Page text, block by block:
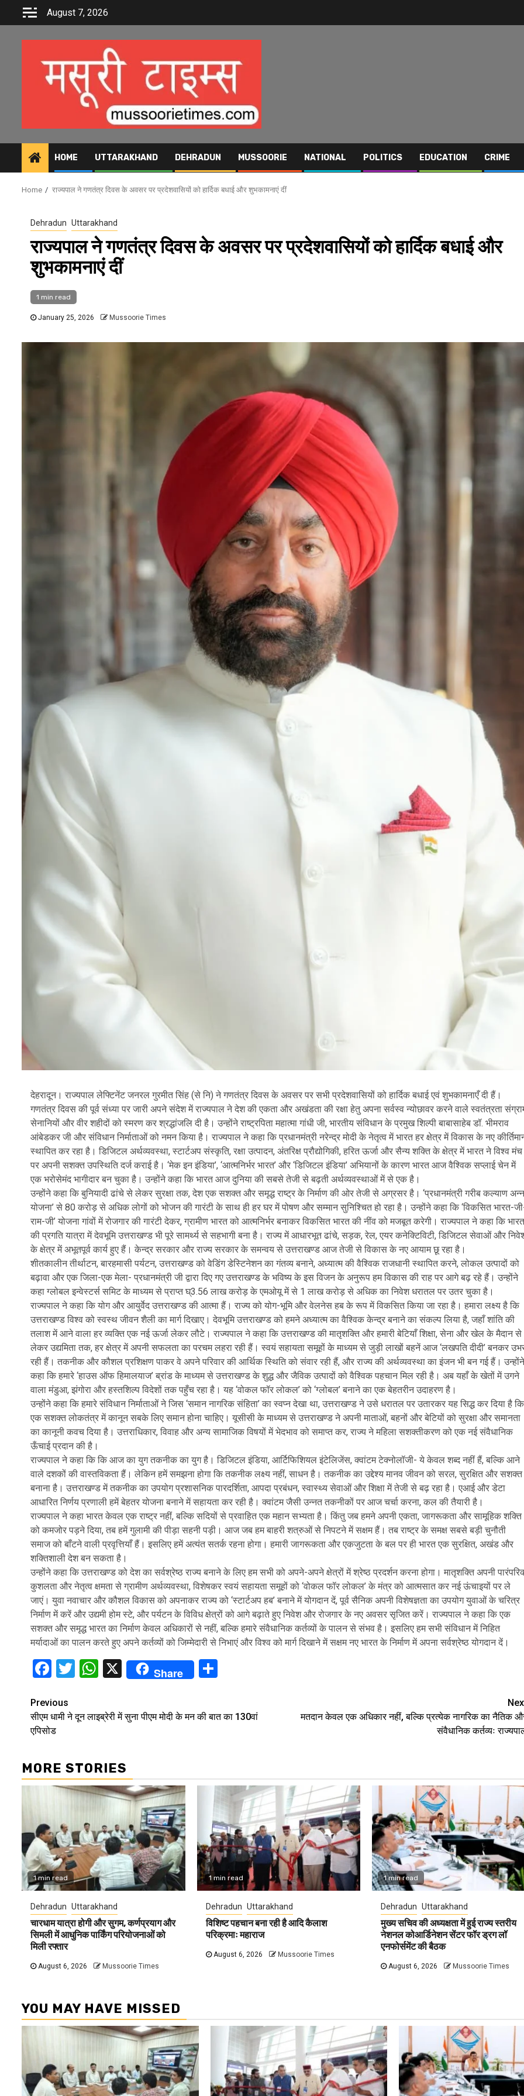
August 7, 2026
HOME UTTARAKHAND DEHRADUN MUSSOORIE NATIONAL POLITICS EDUCATION CRIME
Home राज्यपाल ने गणतंत्र दिवस के अवसर पर प्रदेशवासियों को हार्दिक बधाई और शुभकामनाएं दीं
Dehradun Uttarakhand
राज्यपाल ने गणतंत्र दिवस के अवसर पर प्रदेशवासियों को हार्दिक बधाई और
शुभकामनाएं दीं
1 min read
January 25, 2026 Mussoorie Times
देहरादून। राज्यपाल लेफ्टिनेंट जनरल गुरमीत सिंह (से नि) ने गणतंत्र दिवस के अवसर पर सभी प्रदेशवासियों को हार्दिक बधाई एवं शुभकामनाएँ दी हैं।
गणतंत्र दिवस की पूर्व संध्या पर जारी अपने संदेश में राज्यपाल ने देश की एकता और अखंडता की रक्षा हेतु अपना सर्वस्व न्योछावर करने वाले स्वतंत्रता
सेनानियों और वीर शहीदों को स्मरण कर श्रद्धांजलि दी है। उन्होंने राष्ट्रपिता महात्मा गांधी जी, भारतीय संविधान के प्रमुख शिल्पी बाबासाहेब डॉ. भीमराव
आंबेडकर जी और संविधान निर्माताओं को नमन किया है। राज्यपाल ने कहा कि प्रधानमंत्री नरेन्द्र मोदी के नेतृत्व में भारत हर क्षेत्र में विकास के नए
स्थापित कर रहा है। डिजिटल अर्थव्यवस्था, स्टार्टअप संस्कृति, रक्षा उत्पादन, अंतरिक्ष प्रौद्योगिकी, हरित ऊर्जा और सैन्य शक्ति के क्षेत्र में भारत ने विश्व मंच
पर अपनी सशक्त उपस्थिति दर्ज कराई है। ‘मेक इन इंडिया’, ‘आत्मनिर्भर भारत’ और ‘डिजिटल इंडिया’ अभियानों के कारण भारत आज वैश्विक सप्लाई चेन में
एक भरोसेमंद भागीदार बन चुका है। उन्होंने कहा कि भारत आज दुनिया की सबसे तेजी से बढ़ती अर्थव्यवस्थाओं में से एक है।
उन्होंने कहा कि बुनियादी ढांचे से लेकर सुरक्षा तक, देश एक सशक्त और समृद्ध राष्ट्र के निर्माण की ओर तेजी से अग्रसर है। ‘प्रधानमंत्री गरीब कल्याण अन्न
योजना’ से 80 करोड़ से अधिक लोगों को भोजन की गारंटी के साथ ही हर घर में पोषण और सम्मान सुनिश्चित हो रहा है। उन्होंने कहा कि ‘विकसित भारत-
राम-जी’ योजना गांवों में रोजगार की गारंटी देकर, ग्रामीण भारत को आत्मनिर्भर बनाकर विकसित भारत की नींव को मजबूत करेगी। राज्यपाल ने कहा कि भारत
की प्रगति यात्रा में देवभूमि उत्तराखण्ड भी पूरे सामर्थ्य से सहभागी बना है। राज्य में आधारभूत ढांचे, सड़क, रेल, एयर कनेक्टिविटी, डिजिटल सेवाओं और
के क्षेत्र में अभूतपूर्व कार्य हुए हैं। केन्द्र सरकार और राज्य सरकार के समन्वय से उत्तराखण्ड आज तेजी से विकास के नए आयाम छू रहा है।
शीतकालीन तीर्थाटन, बारहमासी पर्यटन, उत्तराखण्ड को वेडिंग डेस्टिनेशन का गंतव्य बनाने, अध्यात्म की वैश्विक राजधानी स्थापित करने, लोकल उत्पादों को
बढ़ावा और एक जिला-एक मेला- प्रधानमंत्री जी द्वारा दिए गए उत्तराखण्ड के भविष्य के इस विजन के अनुरूप हम विकास की राह पर आगे बढ़ रहे हैं। उन्होंने
कहा ग्लोबल इन्वेस्टर्स समिट के माध्यम से प्राप्त घ्3.56 लाख करोड़ के एमओयू में से 1 लाख करोड़ से अधिक का निवेश धरातल पर उतर चुका है।
राज्यपाल ने कहा कि योग और आयुर्वेद उत्तराखण्ड की आत्मा हैं। राज्य को योग-भूमि और वेलनेस हब के रूप में विकसित किया जा रहा है। हमारा लक्ष्य है कि
उत्तराखण्ड विश्व को स्वस्थ जीवन शैली का मार्ग दिखाए। देवभूमि उत्तराखण्ड को हमने अध्यात्म का वैश्विक केन्द्र बनाने का संकल्प लिया है, जहाँ शांति की
तलाश में आने वाला हर व्यक्ति एक नई ऊर्जा लेकर लौटे। राज्यपाल ने कहा कि उत्तराखण्ड की मातृशक्ति और हमारी बेटियाँ शिक्षा, सेना और खेल के मैदान से
लेकर उद्यमिता तक, हर क्षेत्र में अपनी सफलता का परचम लहरा रही हैं। स्वयं सहायता समूहों के माध्यम से जुड़ी लाखों बहनें आज ‘लखपति दीदी’ बनकर
रही हैं। तकनीक और कौशल प्रशिक्षण पाकर वे अपने परिवार की आर्थिक स्थिति को संवार रही हैं, और राज्य की अर्थव्यवस्था का इंजन भी बन गई हैं। उन्होंने
कहा कि हमारे ‘हाउस ऑफ हिमालयाज’ ब्रांड के माध्यम से उत्तराखण्ड के शुद्ध और जैविक उत्पादों को वैश्विक पहचान मिल रही है। अब यहाँ के खेतों में उगने
वाला मंडुआ, झंगोरा और हस्तशिल्प विदेशों तक पहुँच रहा है। यह ‘वोकल फॉर लोकल’ को ‘ग्लोबल’ बनाने का एक बेहतरीन उदाहरण है।
उन्होंने कहा कि हमारे संविधान निर्माताओं ने जिस ‘समान नागरिक संहिता’ का स्वप्न देखा था, उत्तराखण्ड ने उसे धरातल पर उतारकर यह सिद्ध कर दिया है कि
एक सशक्त लोकतंत्र में कानून सबके लिए समान होना चाहिए। यूसीसी के माध्यम से उत्तराखण्ड ने अपनी माताओं, बहनों और बेटियों को सुरक्षा और समानता
का कानूनी कवच दिया है। उत्तराधिकार, विवाह और अन्य सामाजिक विषयों में भेदभाव को समाप्त कर, राज्य ने महिला सशक्तीकरण को एक नई संवैधानिक
ऊँचाई प्रदान की है।
राज्यपाल ने कहा कि कि आज का युग तकनीक का युग है। डिजिटल इंडिया, आर्टिफिशियल इंटेलिजेंस, क्वांटम टेक्नोलॉजी- ये केवल शब्द नहीं हैं, बल्कि आने
वाले दशकों की वास्तविकता हैं। लेकिन हमें समझना होगा कि तकनीक लक्ष्य नहीं, साधन है। तकनीक का उद्देश्य मानव जीवन को सरल, सुरक्षित और सशक्त
बनाना है। उत्तराखण्ड में तकनीक का उपयोग प्रशासनिक पारदर्शिता, आपदा प्रबंधन, स्वास्थ्य सेवाओं और शिक्षा में तेजी से बढ़ रहा है। एआई और डेटा
आधारित निर्णय प्रणाली हमें बेहतर योजना बनाने में सहायता कर रही है। क्वांटम जैसी उन्नत तकनीकों पर आज चर्चा करना, कल की तैयारी है।
राज्यपाल ने कहा भारत केवल एक राष्ट्र नहीं, बल्कि सदियों से प्रवाहित एक महान सभ्यता है। किंतु जब हमने अपनी एकता, जागरूकता और सामूहिक शक्ति
को कमजोर पड़ने दिया, तब हमें गुलामी की पीड़ा सहनी पड़ी। आज जब हम बाहरी शत्रुओं से निपटने में सक्षम हैं। तब राष्ट्र के समक्ष सबसे बड़ी चुनौती
समाज को बाँटने वाली प्रवृत्तियाँ हैं। इसलिए हमें अत्यंत सतर्क रहना होगा। हमारी जागरूकता और एकजुटता के बल पर ही भारत एक सुरक्षित, अखंड और
शक्तिशाली देश बन सकता है।
उन्होंने कहा कि उत्तराखण्ड को देश का सर्वश्रेष्ठ राज्य बनाने के लिए हम सभी को अपने-अपने क्षेत्रों में श्रेष्ठ प्रदर्शन करना होगा। मातृशक्ति अपनी
कुशलता और नेतृत्व क्षमता से ग्रामीण अर्थव्यवस्था, विशेषकर स्वयं सहायता समूहों को ‘वोकल फॉर लोकल’ के मंत्र को आत्मसात कर नई ऊंचाइयों पर ले
जाएं। युवा नवाचार और कौशल विकास को अपनाकर राज्य को ‘स्टार्टअप हब’ बनाने में योगदान दें, पूर्व सैनिक अपनी विशेषज्ञता का उपयोग युवाओं के चरित्र
निर्माण में करें और उद्यमी होम स्टे, और पर्यटन के विविध क्षेत्रों को आगे बढ़ाते हुए निवेश और रोजगार के नए अवसर सृजित करें। राज्यपाल ने कहा कि एक
सशक्त और समृद्ध भारत का निर्माण केवल अधिकारों से नहीं, बल्कि हमारे संवैधानिक कर्तव्यों के पालन से संभव है। इसलिए हम सभी संविधान में निहित
मर्यादाओं का पालन करते हुए अपने कर्तव्यों को जिम्मेदारी से निभाएं और विश्व को मार्ग दिखाने में सक्षम नए भारत के निर्माण में अपना सर्वश्रेष्ठ योगदान दें।
Facebook
TwitterWhatsApp
X Share
Continue
Reading
Previous
सीएम धामी ने दून लाइब्रेरी में सुना पीएम मोदी के मन की बात का 130वां
एपिसोड
मतदान केवल एक अधिकार नहीं, बल्कि प्रत्येक नागरिक का नैतिक
संवैधानिक कर्तव्यः
MORE STORIES
1 min read
Dehradun Uttarakhand
चारधाम यात्रा होगी और सुगम, कर्णप्रयाग और
सिमली में आधुनिक पार्किंग परियोजनाओं को
मिली रफ्तार
August 6, 2026 Mussoorie Times
1 min read
Dehradun Uttarakhand
विशिष्ट पहचान बना रही है आदि कैलाश
परिक्रमाः महाराज
August 6, 2026 Mussoorie Times
1 min read
Dehradun Uttarakhand
मुख्य सचिव की अध्यक्षता में हुई राज्य स्तरीय
नेशनल कोआर्डिनेशन सेंटर फॉर ड्रग लॉ
एनफोर्समेंट की बैठक
August 6, 2026 Mussoorie Times
YOU MAY HAVE MISSED